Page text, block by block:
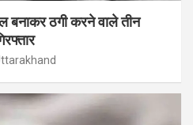
ठगी करने वाले तीन